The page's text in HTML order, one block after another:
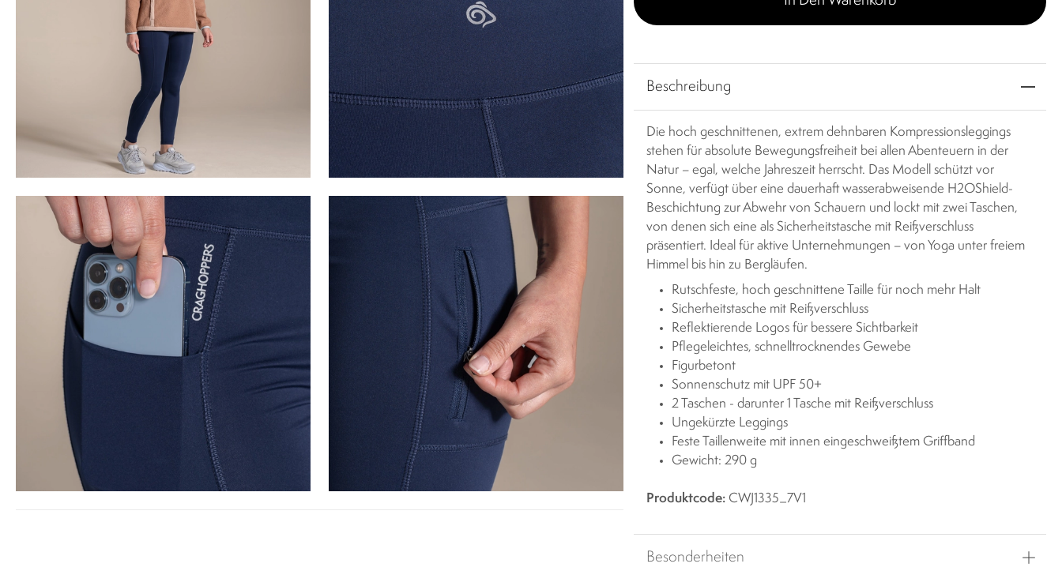
Beschreibung
Die hoch geschnittenen, extrem dehnbaren Kompressionsleggings
stehen für absolute Bewegungsfreiheit bei allen Abenteuern in der
Natur – egal, welche Jahreszeit herrscht. Das Modell schützt vor
Sonne, verfügt über eine dauerhaft wasserabweisende H2OShield-
Beschichtung zur Abwehr von Schauern und lockt mit zwei Taschen,
von denen sich eine als Sicherheitstasche mit Reißverschluss
präsentiert. Ideal für aktive Unternehmungen – von Yoga unter freiem
Himmel bis hin zu Bergläufen.
Rutschfeste, hoch geschnittene Taille für noch mehr Halt
Sicherheitstasche mit Reißverschluss
Reflektierende Logos für bessere Sichtbarkeit
Pflegeleichtes, schnelltrocknendes Gewebe
Figurbetont
Sonnenschutz mit UPF 50+
2 Taschen - darunter 1 Tasche mit Reißverschluss
Ungekürzte Leggings
Feste Taillenweite mit innen eingeschweißtem Griffband
Gewicht: 290 g
Produktcode: CWJ1335_7V1
Besonderheiten